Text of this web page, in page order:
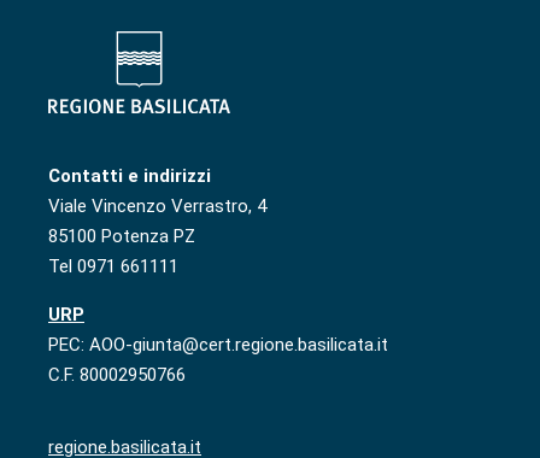
Contatti e indirizzi
Viale Vincenzo Verrastro, 4
85100 Potenza PZ
Tel 0971 661111
URP
PEC: AOO-giunta@cert.regione.basilicata.it
C.F. 80002950766
regione.basilicata.it